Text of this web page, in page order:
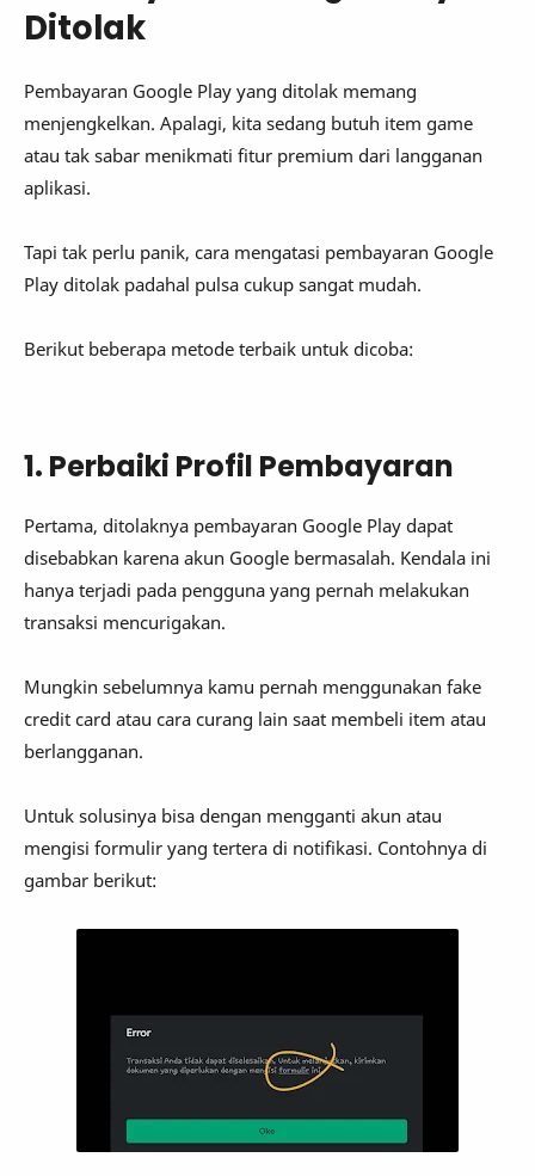
Ditolak
Pembayaran Google Play yang ditolak memang
menjengkelkan. Apalagi, kita sedang butuh item game
atau tak sabar menikmati fitur premium dari langganan
aplikasi.
Tapi tak perlu panik, cara mengatasi pembayaran Google
Play ditolak padahal pulsa cukup sangat mudah.
Berikut beberapa metode terbaik untuk dicoba:
1. Perbaiki Profil Pembayaran
Pertama, ditolaknya pembayaran Google Play dapat
disebabkan karena akun Google bermasalah. Kendala ini
hanya terjadi pada pengguna yang pernah melakukan
transaksi mencurigakan.
Mungkin sebelumnya kamu pernah menggunakan fake
credit card atau cara curang lain saat membeli item atau
berlangganan.
Untuk solusinya bisa dengan mengganti akun atau
mengisi formulir yang tertera di notifikasi. Contohnya di
gambar berikut: